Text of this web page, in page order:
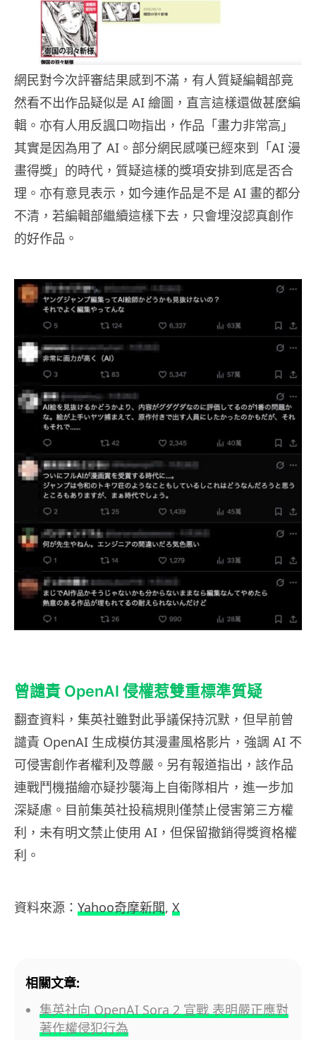
網民對今次評審結果感到不滿，有人質疑編輯部竟
然看不出作品疑似是 AI 繪圖，直言這樣還做甚麼編
輯。亦有人用反諷口吻指出，作品「畫力非常高」
其實是因為用了 AI。部分網民感嘆已經來到「AI 漫
畫得獎」的時代，質疑這樣的獎項安排到底是否合
理。亦有意見表示，如今連作品是不是 AI 畫的都分
不清，若編輯部繼續這樣下去，只會埋沒認真創作
的好作品。
曾譴責 OpenAI 侵權惹雙重標準質疑
翻查資料，集英社雖對此爭議保持沉默，但早前曾
譴責 OpenAI 生成模仿其漫畫風格影片，強調 AI 不
可侵害創作者權利及尊嚴。另有報道指出，該作品
連戰鬥機描繪亦疑抄襲海上自衛隊相片，進一步加
深疑慮。目前集英社投稿規則僅禁止侵害第三方權
利，未有明文禁止使用 AI，但保留撤銷得獎資格權
利。
資料來源： Yahoo奇摩新聞, X
相關文章:
集英社向 OpenAI Sora 2 宣戰 表明嚴正應對
著作權侵犯行為